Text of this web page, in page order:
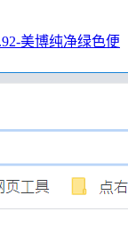
美博纯净绿色便